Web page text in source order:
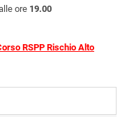
ore 19.00
RSPP Rischio Alto